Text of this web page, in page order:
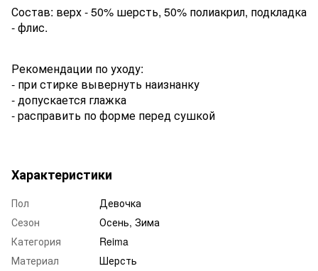
Состав: верх - 50% шерсть, 50% полиакрил, подкладка
- флис.
Рекомендации по уходу:
- при стирке вывернуть наизнанку
- допускается глажка
- расправить по форме перед сушкой
Характеристики
Пол
Девочка
Сезон
Осень, Зима
Категория
Reima
Материал
Шерсть